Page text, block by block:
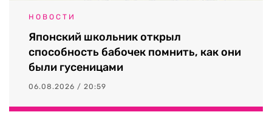
НОВОСТИ
Японский школьник открыл
способность бабочек помнить, как они
были гусеницами
06.08.2026 / 20:59